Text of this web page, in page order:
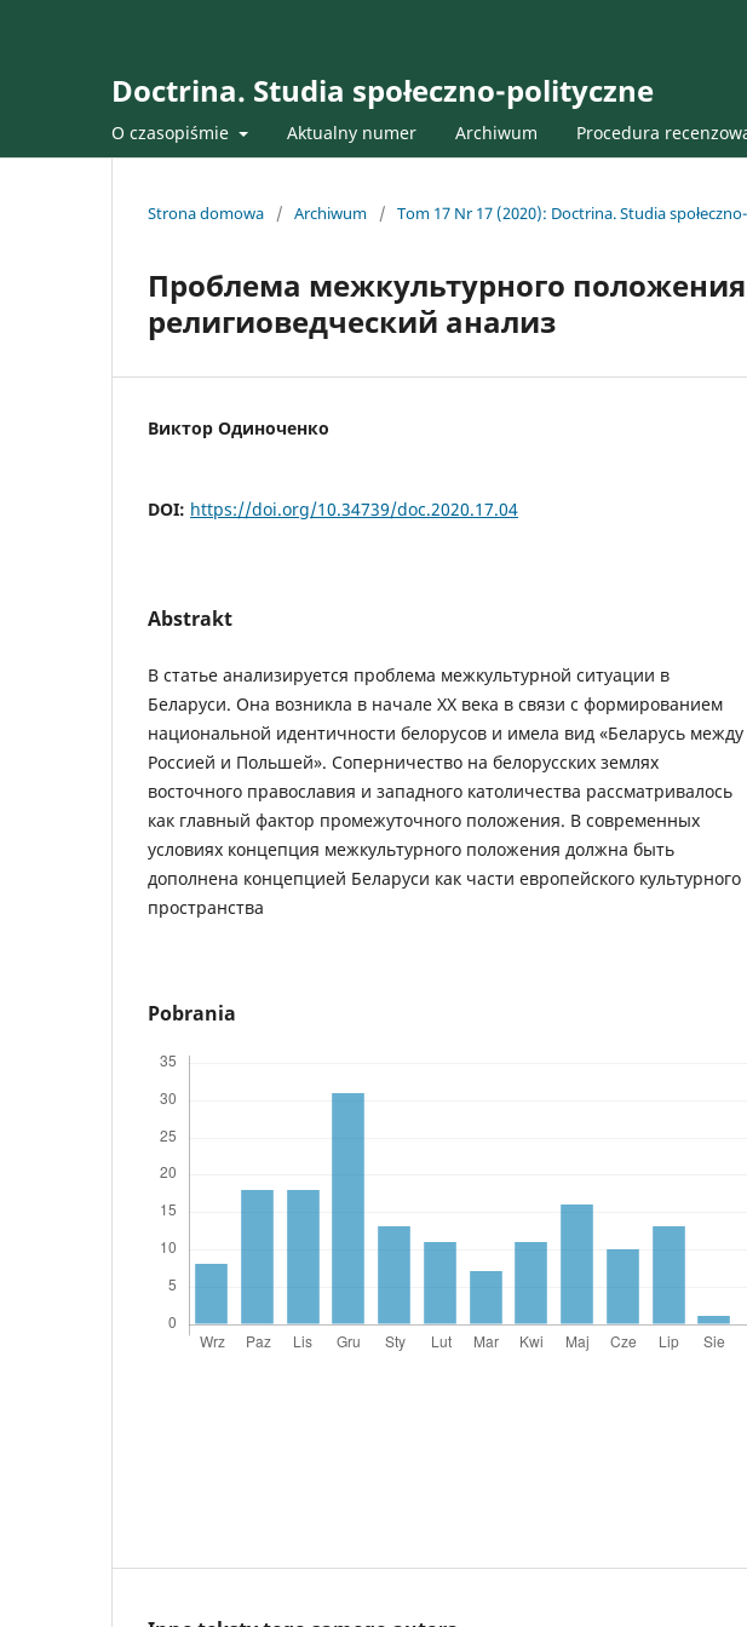
Doctrina. Studia społeczno-polityczne
O czasopiśmie Aktualny numer Archiwum Procedura
Strona domowa / Archiwum / Tom 17 Nr 17 (2020): Doctrina. Studia
Проблема межкультурного
религиоведческий анализ
Виктор Одиноченко
DOI: https://doi.org/10.34739/doc.2020.17.04
Abstrakt
В статье анализируется проблема межкультурной ситуации в
Беларуси. Она возникла в начале ХХ века в связи с формированием
национальной идентичности белорусов и имела вид «Беларусь между
Россией и Польшей». Соперничество на белорусских землях
восточного православия и западного католичества рассматривалось
как главный фактор промежуточного положения. В современных
условиях концепция межкультурного положения должна быть
дополнена концепцией Беларуси как части европейского культурного
пространства
Pobrania